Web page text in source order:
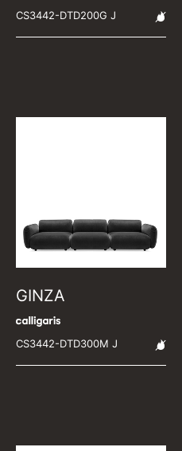
CS3442-DTD200G J
GINZA
CS3442-DTD300M J